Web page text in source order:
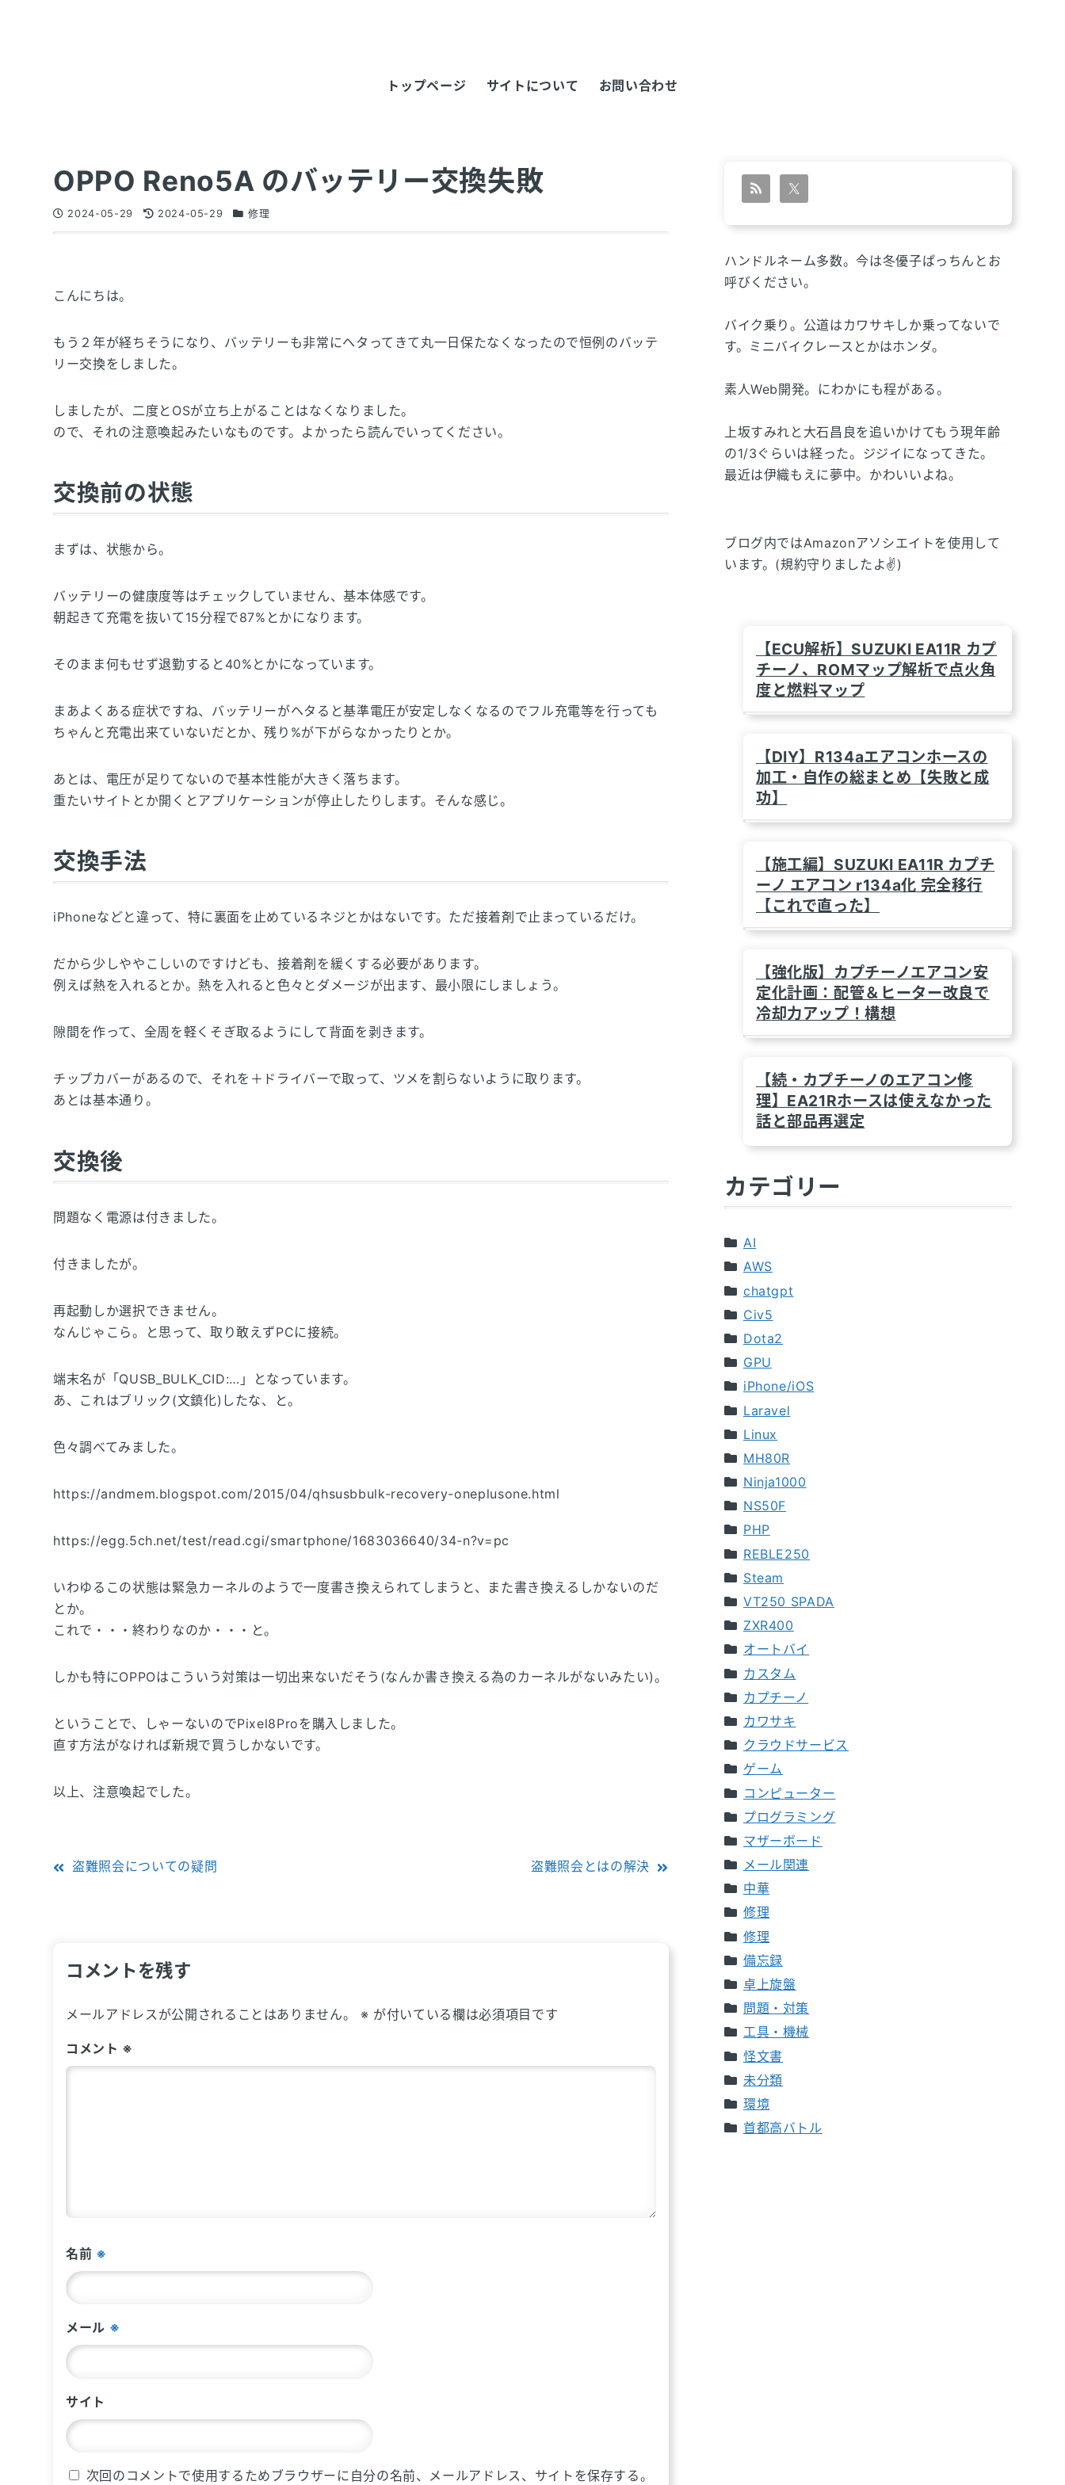
トップページ サイトについて お問い合わせ
OPPO Reno5A のバッテリー交換失敗
2024-05-29 2024-05-29 修理
こんにちは。
もう２年が経ちそうになり、バッテリーも非常にヘタってきて丸一日保たなくなったので恒例のバッテ
リー交換をしました。
しましたが、二度とOSが立ち上がることはなくなりました。
ので、それの注意喚起みたいなものです。よかったら読んでいってください。
交換前の状態
まずは、状態から。
バッテリーの健康度等はチェックしていません、基本体感です。
朝起きて充電を抜いて15分程で87%とかになります。
そのまま何もせず退勤すると40%とかになっています。
まあよくある症状ですね、バッテリーがヘタると基準電圧が安定しなくなるのでフル充電等を行っても
ちゃんと充電出来ていないだとか、残り%が下がらなかったりとか。
あとは、電圧が足りてないので基本性能が大きく落ちます。
重たいサイトとか開くとアプリケーションが停止したりします。そんな感じ。
交換手法
iPhoneなどと違って、特に裏面を止めているネジとかはないです。ただ接着剤で止まっているだけ。
だから少しややこしいのですけども、接着剤を緩くする必要があります。
例えば熱を入れるとか。熱を入れると色々とダメージが出ます、最小限にしましょう。
隙間を作って、全周を軽くそぎ取るようにして背面を剥きます。
チップカバーがあるので、それを＋ドライバーで取って、ツメを割らないように取ります。
あとは基本通り。
交換後
問題なく電源は付きました。
付きましたが。
再起動しか選択できません。
なんじゃこら。と思って、取り敢えずPCに接続。
端末名が「QUSB_BULK_CID:…」となっています。
あ、これはブリック(文鎮化)したな、と。
色々調べてみました。
https://andmem.blogspot.com/2015/04/qhsusbbulk-recovery-oneplusone.html
https://egg.5ch.net/test/read.cgi/smartphone/1683036640/34-n?v=pc
いわゆるこの状態は緊急カーネルのようで一度書き換えられてしまうと、また書き換えるしかないのだ
とか。
これで・・・終わりなのか・・・と。
しかも特にOPPOはこういう対策は一切出来ないだそう(なんか書き換える為のカーネルがないみたい)。
ということで、しゃーないのでPixel8Proを購入しました。
直す方法がなければ新規で買うしかないです。
以上、注意喚起でした。
投
ビ
ー
シ
盗難照会についての疑問 盗難照会とはの解決
コメントを残す
メールアドレスが公開されることはありません。 ※ が付いている欄は必須項目です
コメント ※
名前 ※
メール ※
サイト
次回のコメントで使用するためブラウザーに自分の名前、メールアドレス、サイトを保存する。
ハンドルネーム多数。今は冬優子ぱっちんとお
呼びください。
バイク乗り。公道はカワサキしか乗ってないで
す。ミニバイクレースとかはホンダ。
素人Web開発。にわかにも程がある。
上坂すみれと大石昌良を追いかけてもう現年齢
の1/3ぐらいは経った。ジジイになってきた。
最近は伊織もえに夢中。かわいいよね。
ブログ内ではAmazonアソシエイトを使用して
います。(規約守りましたよ✌)
【ECU解析】SUZUKI EA11R カプ
チーノ、ROMマップ解析で点火角
度と燃料マップ
【DIY】R134aエアコンホースの
加工・自作の総まとめ【失敗と成
功】
【施工編】SUZUKI EA11R カプチ
ーノ エアコン r134a化 完全移行
【これで直った】
【強化版】カプチーノエアコン安
定化計画：配管＆ヒーター改良で
冷却力アップ！構想
【続・カプチーノのエアコン修
理】EA21Rホースは使えなかった
話と部品再選定
カテゴリー
AI
AWS
chatgpt
Civ5
Dota2
GPU
iPhone/iOS
Laravel
Linux
MH80R
Ninja1000
NS50F
PHP
REBLE250
Steam
VT250 SPADA
ZXR400
オートバイ
カスタム
カプチーノ
カワサキ
クラウドサービス
ゲーム
コンピューター
プログラミング
マザーボード
メール関連
中華
修理
修理
備忘録
卓上旋盤
問題・対策
工具・機械
怪文書
未分類
環境
首都高バトル